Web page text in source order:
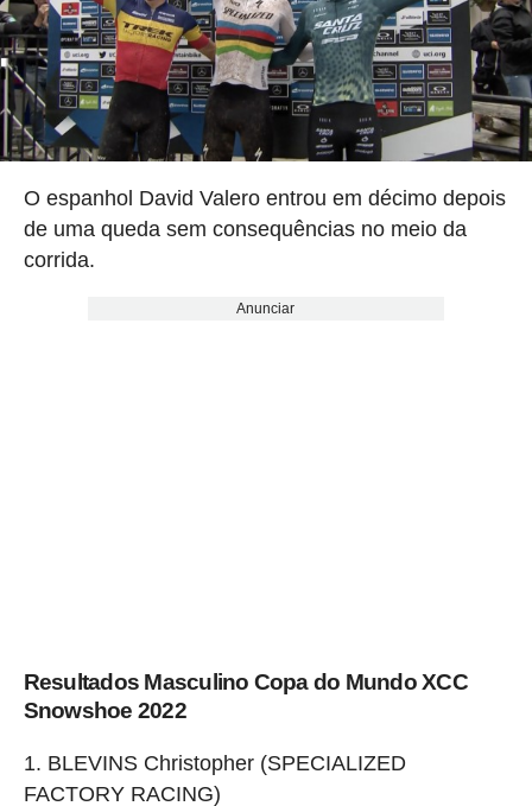
O espanhol David Valero entrou em décimo depois
de uma queda sem consequências no meio da
corrida.
Anunciar
Resultados Masculino Copa do Mundo XCC
Snowshoe 2022
BLEVINS Christopher (SPECIALIZED
FACTORY RACING)